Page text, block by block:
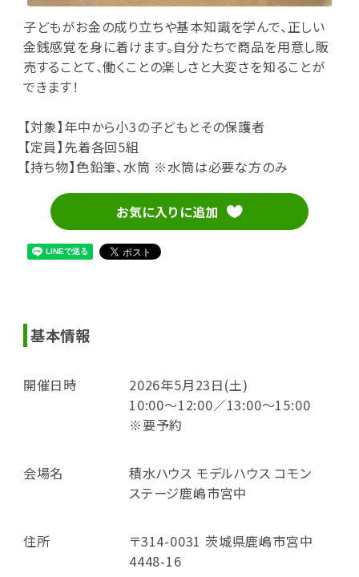
子どもがお金の成り立ちや基本知識を学んで、正しい
金銭感覚を身に着けます。自分たちで商品を用意し販
売することて、働くことの楽しさと大変さを知ることが
できます！
【対象】年中から小3の子どもとその保護者
【定員】先着各回5組
【持ち物】色鉛筆、水筒 ※水筒は必要な方のみ
お気に入りに追加
基本情報
開催日時
2026年5月23日(土)
10:00～12:00／13:00～15:00
※要予約
会場名
積水ハウス モデルハウス コモン
ステージ鹿嶋市宮中
住所
〒314-0031 茨城県鹿嶋市宮中
4448-16